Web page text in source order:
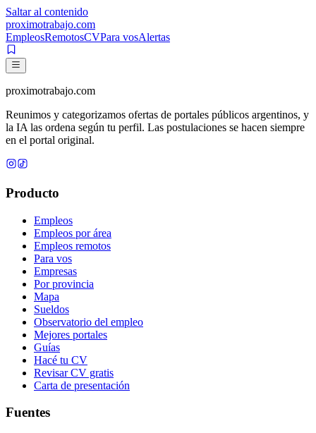
Saltar al contenido
proximotrabajo.com
EmpleosRemotosCVPara vosAlertas
proximotrabajo.com
Reunimos y categorizamos ofertas de portales públicos argentinos, y
la IA las ordena según tu perfil. Las postulaciones se hacen siempre
en el portal original.
Producto
Empleos
Empleos por área
Empleos remotos
Para vos
Empresas
Por provincia
Mapa
Sueldos
Observatorio del empleo
Mejores portales
Guías
Hacé tu CV
Revisar CV gratis
Carta de presentación
Fuentes